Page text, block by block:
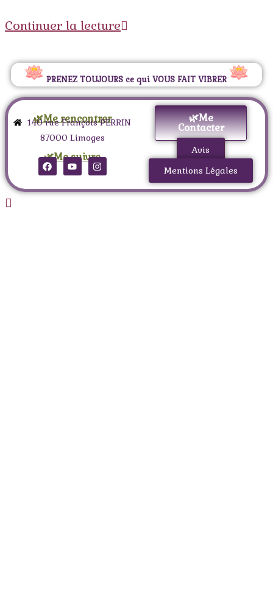
Continuer la lecture
PRENEZ TOUJOURS ce qui VOUS FAIT VIBRER
🌿Me rencontrer
140 rue François PERRIN
87000 Limoges
🌿Me
Contacter
🌿Me suivre
Avis
Mentions Légales